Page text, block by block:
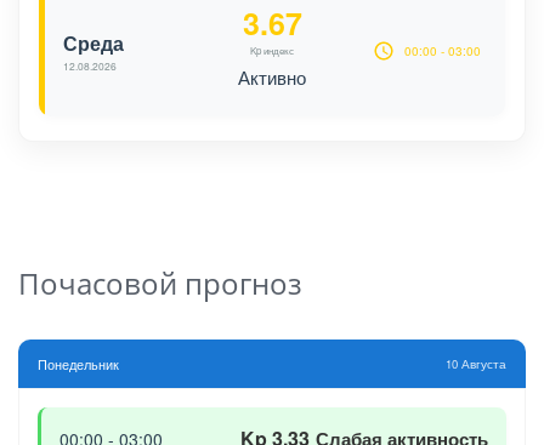
Среда
12.08.2026
3.67
Kp индекс
Активно
00:00 - 03:00
Почасовой прогноз
Понедельник 10 Августа
00:00 - 03:00 Kp 3.33 Слабая активность